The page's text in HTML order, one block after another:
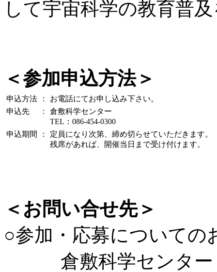
して宇宙科学の教育普
＜参加申込方法＞
申込方法 ：
お電話にてお申し込み下さい。
申込先
：
倉敷科学センター
TEL：086-454-0300
申込期間
：
定員になり次第、締め切らせていただきます。
残席があれば、開催当日まで受け付けます。
＜お問い合せ先＞
○参加・応募についての
倉敷科学センター